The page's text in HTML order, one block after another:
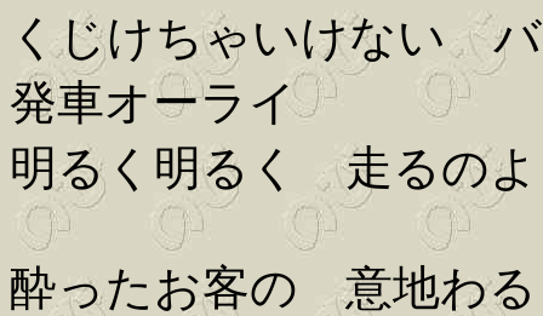
くじけちゃいけない
発車オーライ
明るく明るく 走るのよ
酔ったお客の 意地わ